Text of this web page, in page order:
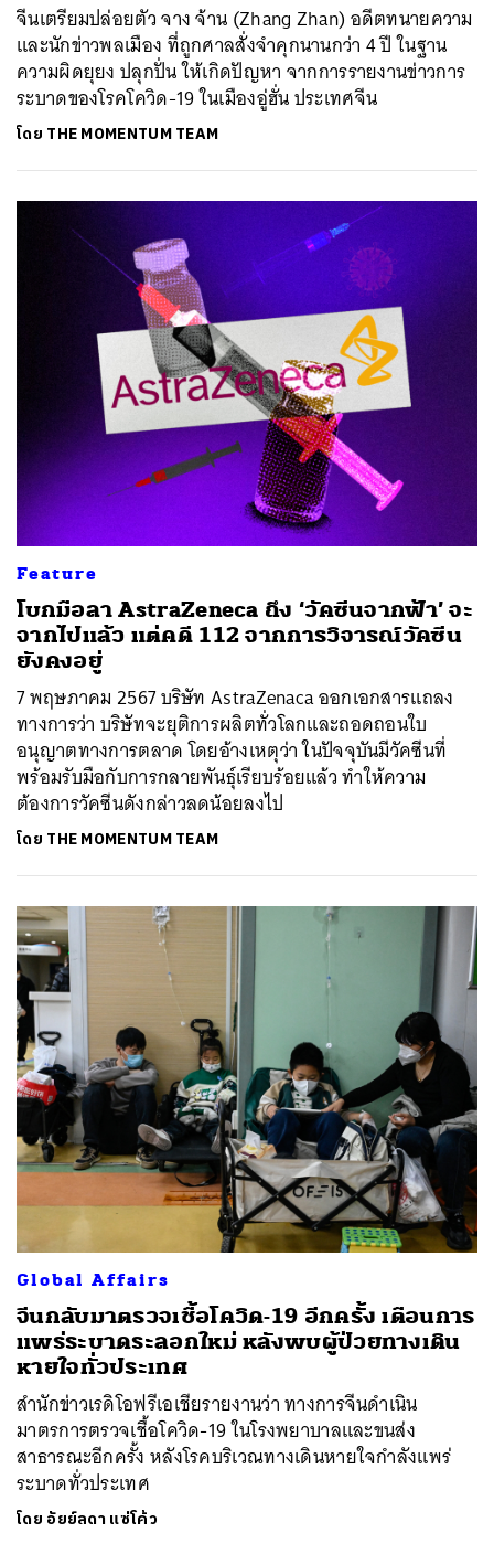
จีนเตรียมปล่อยตัว จาง จ้าน (Zhang Zhan) อดีตทนายความ
และนักข่าวพลเมือง ที่ถูกศาลสั่งจำคุกนานกว่า 4 ปี ในฐาน
ความผิดยุยง ปลุกปั่น ให้เกิดปัญหา จากการรายงานข่าวการ
ระบาดของโรคโควิด-19 ในเมืองอู่ฮั่น ประเทศจีน
โดย THE MOMENTUM TEAM
Feature
โบกมือลา AstraZeneca ถึง ‘วัคซีนจากฟ้า’ จะ
จากไปแล้ว แต่คดี 112 จากการวิจารณ์วัคซีน
ยังคงอยู่
7 พฤษภาคม 2567 บริษัท AstraZenaca ออกเอกสารแถลง
ทางการว่า บริษัทจะยุติการผลิตทั่วโลกและถอดถอนใบ
อนุญาตทางการตลาด โดยอ้างเหตุว่า ในปัจจุบันมีวัคซีนที่
พร้อมรับมือกับการกลายพันธุ์เรียบร้อยแล้ว ทำให้ความ
ต้องการวัคซีนดังกล่าวลดน้อยลงไป
โดย THE MOMENTUM TEAM
Global Affairs
จีนกลับมาตรวจเชื้อโควิด-19 อีกครั้ง เตือนการ
แพร่ระบาดระลอกใหม่ หลังพบผู้ป่วยทางเดิน
หายใจทั่วประเทศ
สำนักข่าวเรดิโอฟรีเอเชียรายงานว่า ทางการจีนดำเนิน
มาตรการตรวจเชื้อโควิด-19 ในโรงพยาบาลและขนส่ง
สาธารณะอีกครั้ง หลังโรคบริเวณทางเดินหายใจกำลังแพร่
ระบาดทั่วประเทศ
โดย อัยย์ลดา แซ่โค้ว